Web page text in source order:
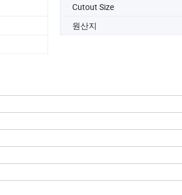
Cutout Size
원산지